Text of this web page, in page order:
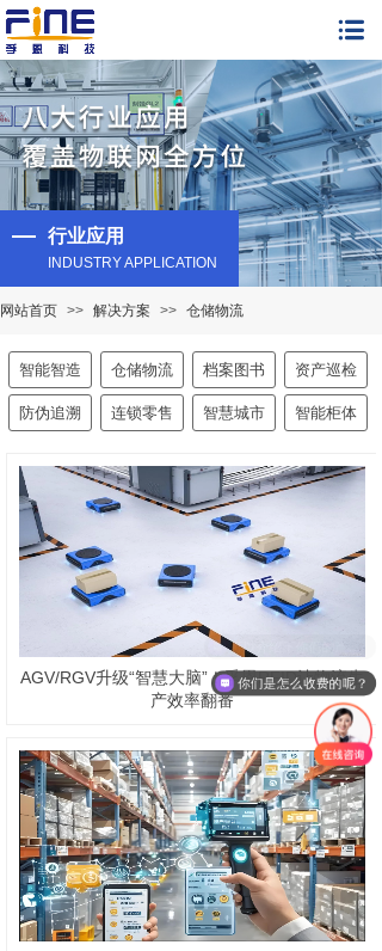
INDUSTRY APPLICATION
行业应用
网站首页 >> 解决方案 >> 仓储物流
智能智造 仓储物流 档案图书 资产巡检
防伪追溯 连锁零售 智慧城市 智能柜体
AGV/RGV升级“智慧大脑”！孚恩RFID让物流生
产效率翻番
你们是怎么收费的呢？